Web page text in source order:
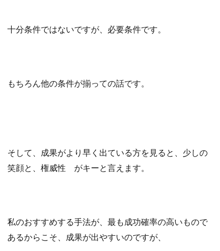
十分条件ではないですが、必要条件です。
もちろん他の条件が揃っての話です。
そして、成果がより早く出ている方を見ると、少しの
笑顔と、権威性 がキーと言えます。
私のおすすめする手法が、最も成功確率の高いもので
あるからこそ、成果が出やすいのですが、